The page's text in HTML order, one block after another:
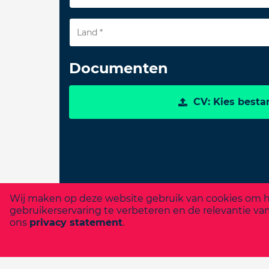
Land *
Documenten
CV: Kies
Wij maken op deze website gebruik van cookies
gebruikerservaring te verbeteren en de relevantie
ons privacy statement.